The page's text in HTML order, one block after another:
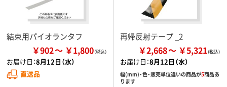
結束用パイオランタフ
￥902 ￥1,800
お届け日：8月12日（水）
直送品
再帰反射テープ _2
￥2,668 ￥5,321
お届け日：8月12日（水）
幅(mm)・色・販売単位違いの商品が5商品あ
ります